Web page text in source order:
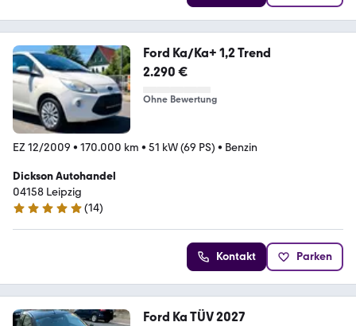
Ford Ka/Ka+ 1,2 Trend
2.290 €
Ohne Bewertung
EZ 12/2009 • 170.000 km • 51 kW (69 PS) • Benzin
Dickson Autohandel
04158 Leipzig
4.8 Sterne
(14)
Kontakt Parken
Ford Ka TÜV 2027